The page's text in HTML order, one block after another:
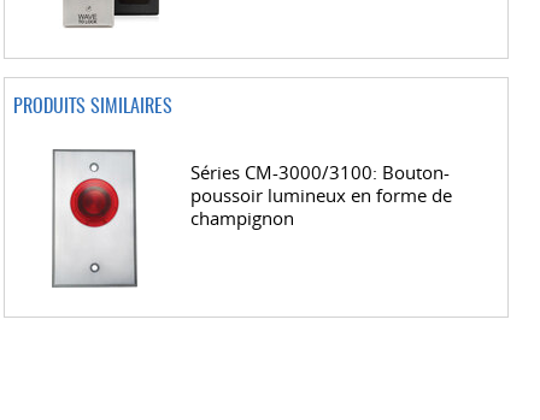
PRODUITS SIMILAIRES
Séries CM-3000/3100: Bouton-
poussoir lumineux en forme de
champignon